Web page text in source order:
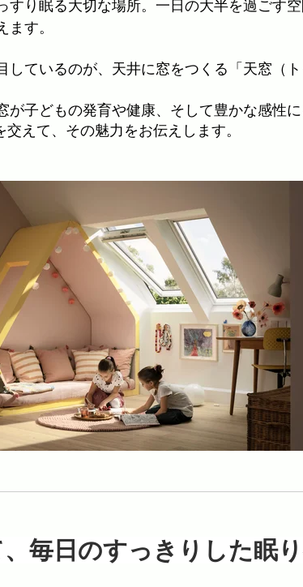
り眠る大切な場所。一日の大半を過ごす
す。
ているのが、天井に窓をつくる「天窓（ト
子どもの発育や健康、そして豊かな感性
えて、その魅力をお伝えします。
毎日のすっきりした眠